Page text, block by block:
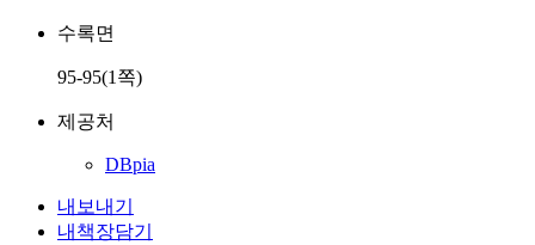
수록면
95-95(1쪽)
제공처
DBpia
내보내기
내책장담기